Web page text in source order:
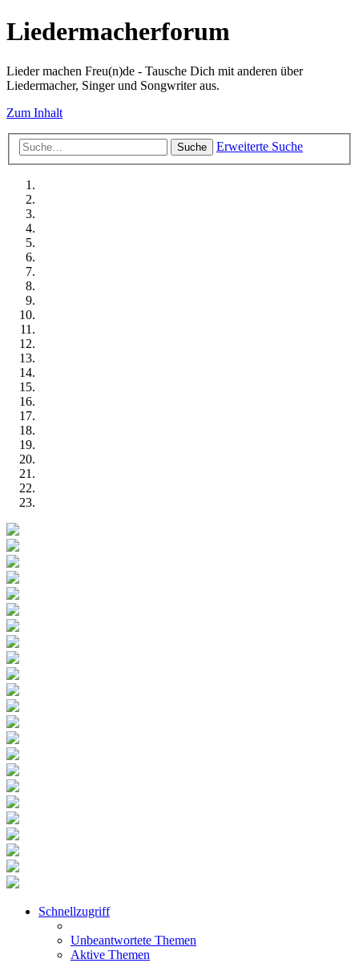
Liedermacherforum
Lieder machen Freu(n)de - Tausche Dich mit anderen über
Liedermacher, Singer und Songwriter aus.
Zum Inhalt
Suche Erweiterte Suche
Schnellzugriff
Unbeantwortete Themen
Aktive Themen